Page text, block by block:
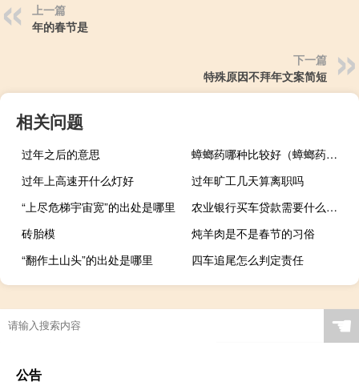
上一篇
年的春节是
下一篇
特殊原因不拜年文案简短
相关问题
过年之后的意思
蟑螂药哪种比较好（蟑螂药哪种最好用排行）
过年上高速开什么灯好
过年旷工几天算离职吗
“上尽危梯宇宙宽”的出处是哪里
农业银行买车贷款需要什么条件（请问农业银行贷款买车流程是什么）
砖胎模
炖羊肉是不是春节的习俗
“翻作土山头”的出处是哪里
四车追尾怎么判定责任
☚
公告